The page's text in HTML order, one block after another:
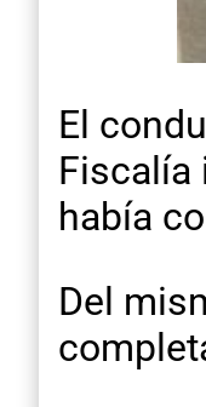
El
Fiscalía
había
Del